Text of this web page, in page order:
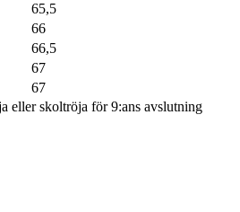
65,5
66
66,5
67
67